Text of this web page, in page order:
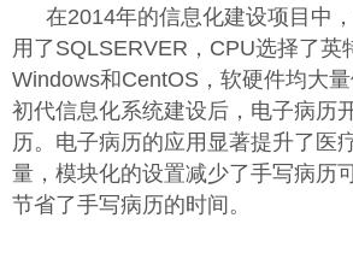
在2014年的信息化建设项目中
用了SQLSERVER，CPU选择了英
Windows和CentOS，软硬件均大量
初代信息化系统建设后，电子病历
历。电子病历的应用显著提升了医
量，模块化的设置减少了手写病历
节省了手写病历的时间。